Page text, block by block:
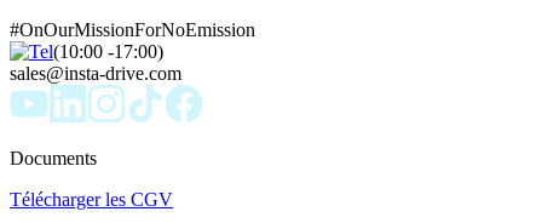
#OnOurMissionForNoEmission
(10:00 -17:00)
sales@insta-drive.com
Documents
Télécharger les CGV